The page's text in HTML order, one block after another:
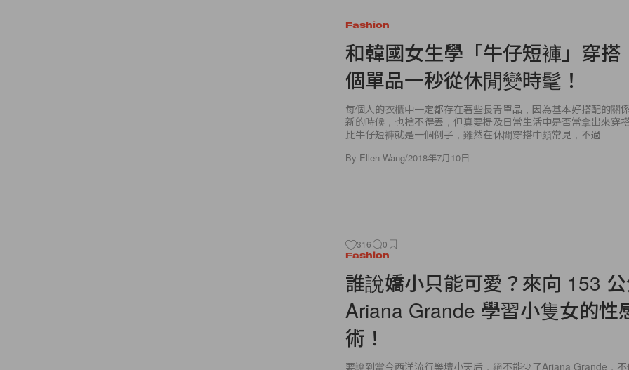
Fashion
和韓國女生學「牛仔短褲」穿搭
個單品一秒從休閒變時髦！
每個人的衣櫃中一定都存在著些長青單品，因為基本好搭配的關
新的時候，也捨不得丟，但真要提及日常生活中是否常拿出來穿
比牛仔短褲就是一個例子，雖然在休閒穿搭中頗常見，不過
By Ellen Wang/2018年7月10日
316 0
Fashion
誰說嬌小只能可愛？來向 153
Ariana Grande 學習小隻女的性
術！
要說到當今西洋流行樂壇小天后，絕不能少了Ariana Grande，